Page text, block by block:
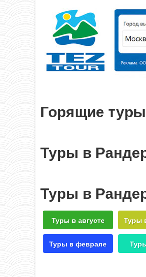
Горящие
Туры в
Туры в
Туры в августе Туры
Туры в феврале